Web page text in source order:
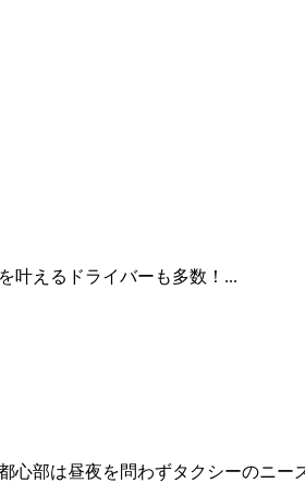
叶えるドライバーも多数！...
部は昼夜を問わずタクシーのニー